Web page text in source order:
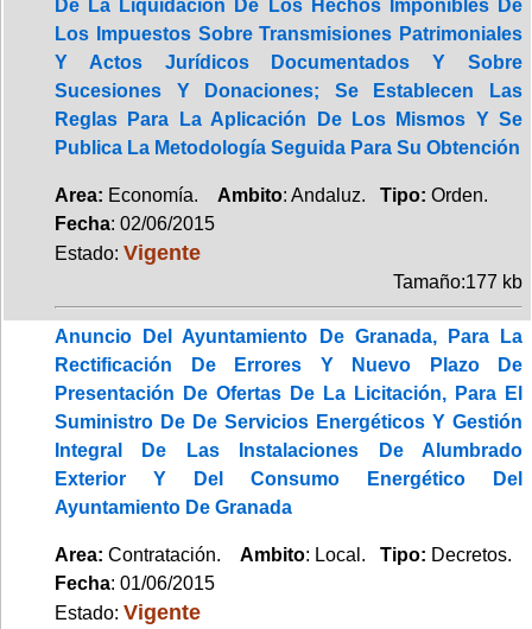
De La Liquidación De Los Hechos Imponibles De
Los Impuestos Sobre Transmisiones Patrimoniales
Y Actos Jurídicos Documentados Y Sobre
Sucesiones Y Donaciones; Se Establecen Las
Reglas Para La Aplicación De Los Mismos Y Se
Publica La Metodología Seguida Para Su Obtención
Area: Economía. Ambito: Andaluz. Tipo: Orden.
Fecha: 02/06/2015
Estado: Vigente
Tamaño:177 kb
Anuncio Del Ayuntamiento De Granada, Para La
Rectificación De Errores Y Nuevo Plazo De
Presentación De Ofertas De La Licitación, Para El
Suministro De De Servicios Energéticos Y Gestión
Integral De Las Instalaciones De Alumbrado
Exterior Y Del Consumo Energético Del
Ayuntamiento De Granada
Area: Contratación. Ambito: Local. Tipo: Decretos.
Fecha: 01/06/2015
Estado: Vigente